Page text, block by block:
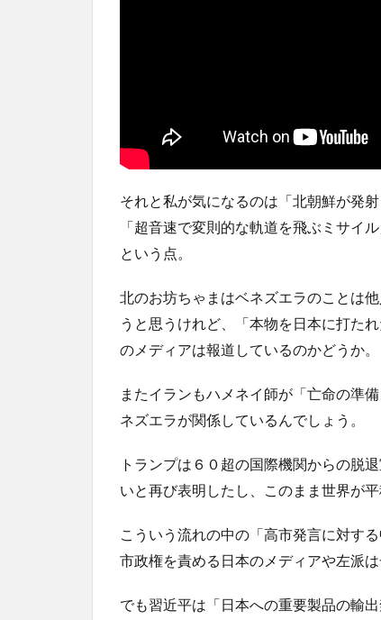
それと私が気になるのは「北朝鮮が発
「超音速で変則的な軌道を飛ぶミサイ
という点。
北のお坊ちゃまはベネズエラのことは
うと思うけれど、「本物を日本に打た
のメディアは報道しているのかどうか。
またイランもハメネイ師が「亡命の準
ネズエラが関係しているんでしょう。
トランプは６０超の国際機関からの脱
いと再び表明したし、このまま世界が平
こういう流れの中の「高市発言に対す
市政権を責める日本のメディアや左派
でも習近平は「日本への重要製品の輸